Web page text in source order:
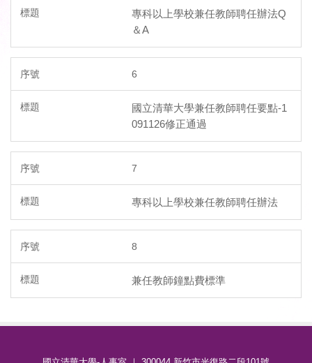
專科以上學校兼任教師聘任辦法Q
＆A
6
國立清華大學兼任教師聘任要點-1
091126修正通過
7
專科以上學校兼任教師聘任辦法
8
兼任教師鐘點費標準